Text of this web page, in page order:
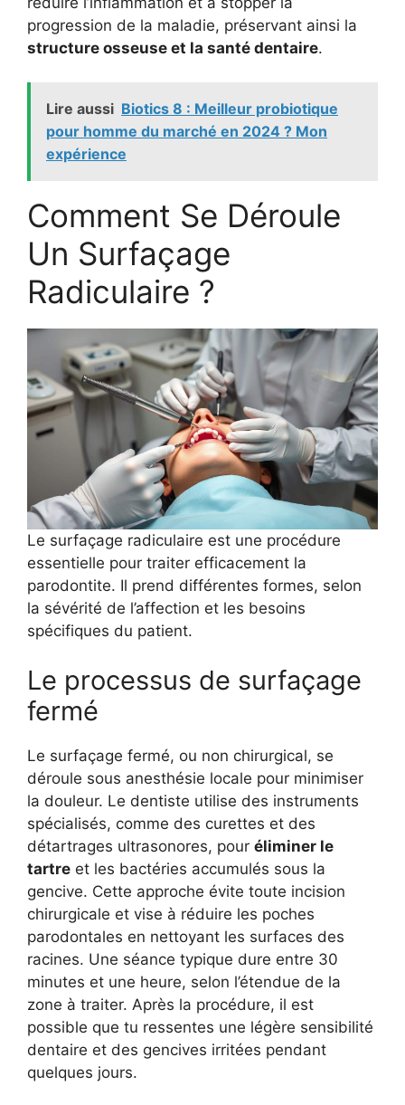
progression de la maladie, préservant ainsi la
structure osseuse et la santé dentaire.
Lire aussi Biotics 8 : Meilleur probiotique
pour homme du marché en 2024 ? Mon
expérience
Comment Se Déroule
Un Surfaçage
Radiculaire ?
Le surfaçage radiculaire est une procédure
essentielle pour traiter efficacement la
parodontite. Il prend différentes formes, selon
la sévérité de l’affection et les besoins
spécifiques du patient.
Le processus de surfaçage
fermé
Le surfaçage fermé, ou non chirurgical, se
déroule sous anesthésie locale pour minimiser
la douleur. Le dentiste utilise des instruments
spécialisés, comme des curettes et des
détartrages ultrasonores, pour éliminer le
tartre et les bactéries accumulés sous la
gencive. Cette approche évite toute incision
chirurgicale et vise à réduire les poches
parodontales en nettoyant les surfaces des
racines. Une séance typique dure entre 30
minutes et une heure, selon l’étendue de la
zone à traiter. Après la procédure, il est
possible que tu ressentes une légère sensibilité
dentaire et des gencives irritées pendant
quelques jours.